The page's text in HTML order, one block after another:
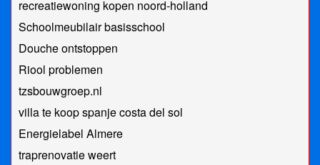
recreatiewoning kopen noord-holland
Schoolmeubilair basisschool
Douche ontstoppen
Riool problemen
tzsbouwgroep.nl
villa te koop spanje costa del sol
Energielabel Almere
traprenovatie weert